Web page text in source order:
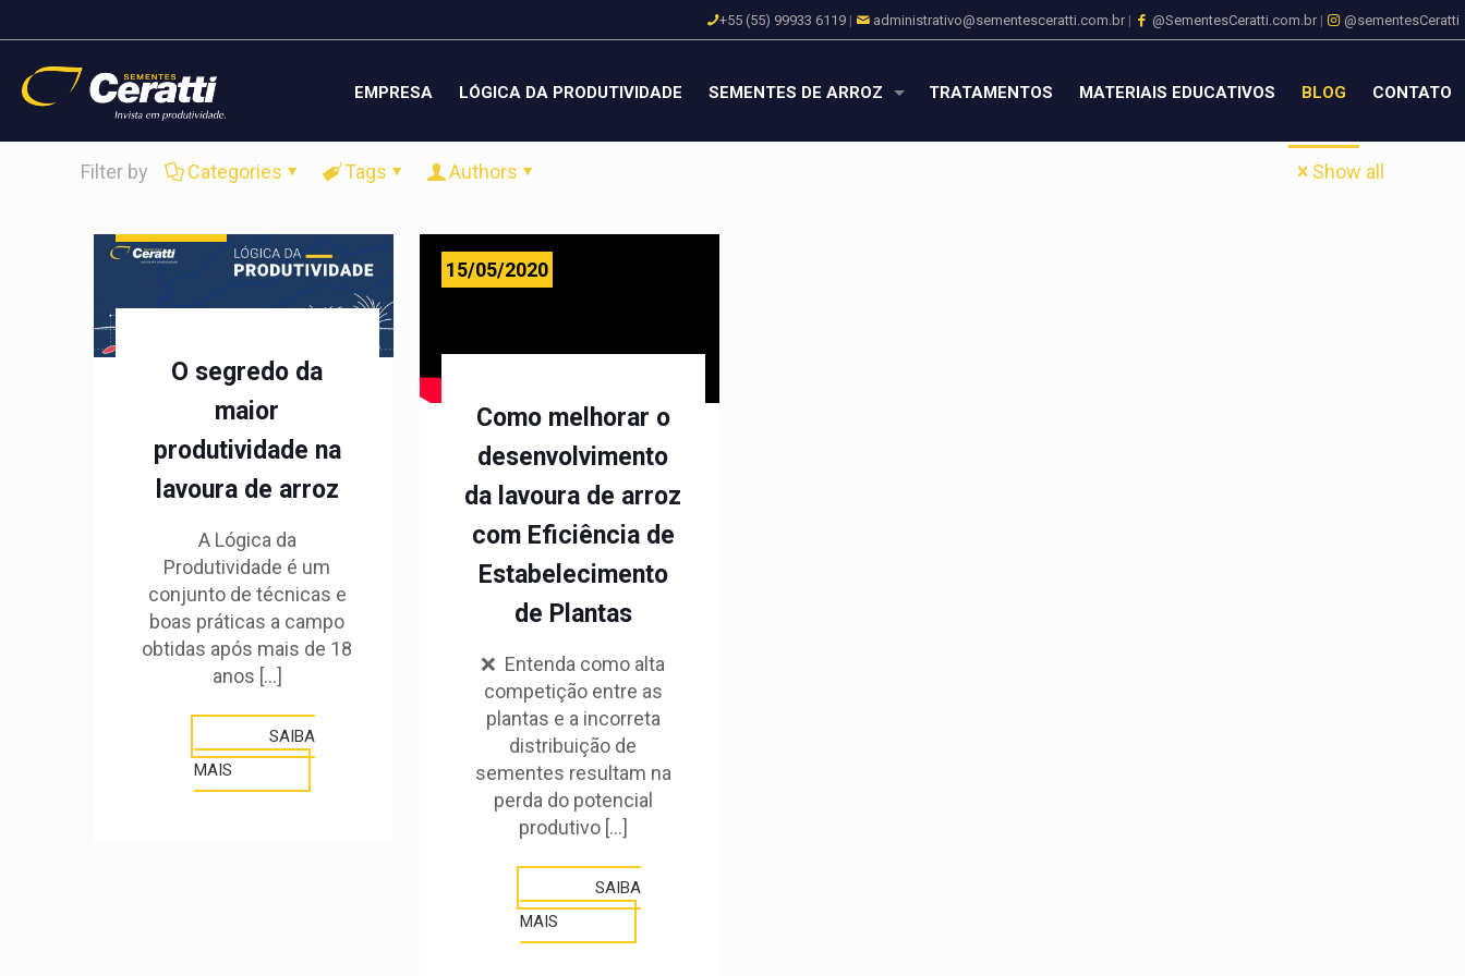
+55 (55) 99933 6119 | administrativo@sementesceratti.com.br | @SementesCeratti.com.br | @sementesCeratti
EMPRESA LÓGICA DA PRODUTIVIDADE SEMENTES DE ARROZ TRATAMENTOS MATERIAIS EDUCATIVOS BLOG CONTATO
Filter by Categories Tags Authors Show all
O segredo da
maior
produtividade na
lavoura de arroz
A Lógica da
Produtividade é um
conjunto de técnicas e
boas práticas a campo
obtidas após mais de 18
anos […]
SAIBA
MAIS
15/05/2020
Como melhorar o
desenvolvimento
da lavoura de arroz
com Eficiência de
Estabelecimento
de Plantas
❌ Entenda como alta
competição entre as
plantas e a incorreta
distribuição de
sementes resultam na
perda do potencial
produtivo[…]
SAIBA
MAIS